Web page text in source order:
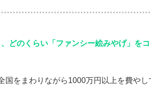
のくらい「ファンシー絵みやげ」を
国をまわりながら1000万円以上を費やし